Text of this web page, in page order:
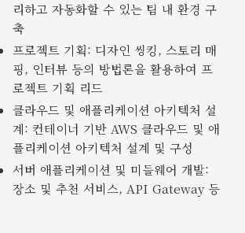
리하고 자동화할 수 있는 팀 내 환경 구
축
프로젝트 기획: 디자인 씽킹, 스토리 매
핑, 인터뷰 등의 방법론을 활용하여 프
로젝트 기획 리드
클라우드 및 애플리케이션 아키텍처 설
계: 컨테이너 기반 AWS 클라우드 및 애
플리케이션 아키텍처 설계 및 구성
서버 애플리케이션 및 미들웨어 개발:
장소 및 추천 서비스, API Gateway 등